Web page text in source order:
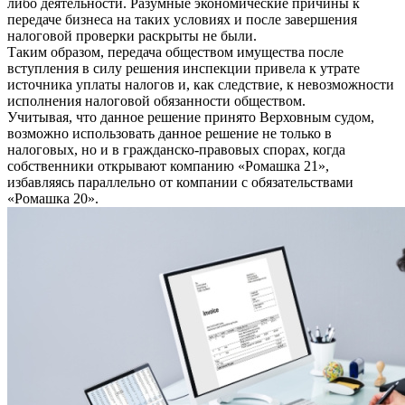
либо деятельности. Разумные экономические причины к
передаче бизнеса на таких условиях и после завершения
налоговой проверки раскрыты не были.
Таким образом, передача обществом имущества после
вступления в силу решения инспекции привела к утрате
источника уплаты налогов и, как следствие, к невозможности
исполнения налоговой обязанности обществом.
Учитывая, что данное решение принято Верховным судом,
возможно использовать данное решение не только в
налоговых, но и в гражданско-правовых спорах, когда
собственники открывают компанию «Ромашка 21»,
избавляясь параллельно от компании с обязательствами
«Ромашка 20».